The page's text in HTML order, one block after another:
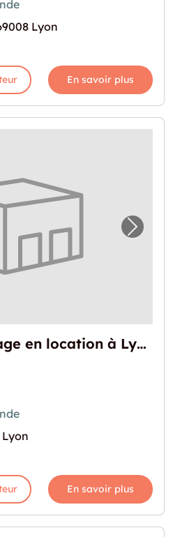
Lyon
En savoir plus
pour "Espace de
Espace de stockage en location à Lyon
Lyon
En savoir plus